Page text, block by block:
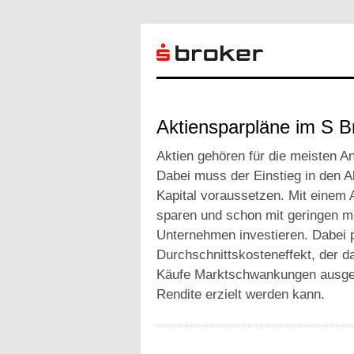
Aktiensparpläne im S
Aktien gehören für die meisten
Dabei muss der Einstieg in den
Kapital voraussetzen. Mit einem
sparen und schon mit geringen
Unternehmen investieren.
Durchschnittskosteneffekt, der
Käufe Marktschwankungen
Rendite erzielt werden kann.